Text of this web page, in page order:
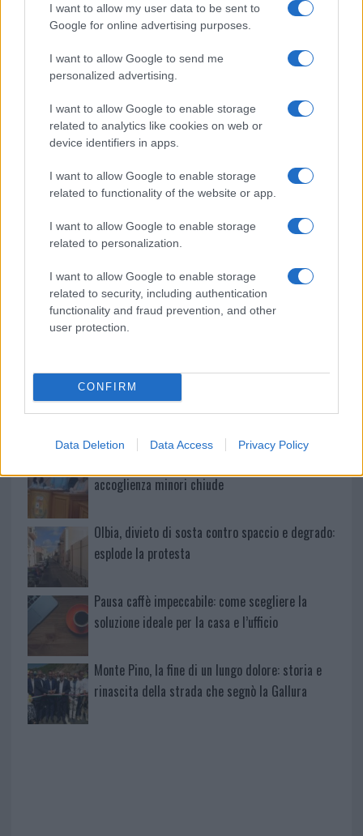
I want to allow my user data to be sent to
Google for online advertising purposes.
I want to allow Google to send me
personalized advertising.
I want to allow Google to enable storage
related to analytics like cookies on web or
device identifiers in apps.
I want to allow Google to enable storage
related to functionality of the website or app.
I want to allow Google to enable storage
related to personalization.
I want to allow Google to enable storage
related to security, including authentication
functionality and fraud prevention, and other
user protection.
CONFIRM
Data Deletion Data Access Privacy Policy
Condividi l'articolo
F
ce
b
o
o
k
T
it
te
r
Pi
te
re
st
W
h
at
s
A
p
p
S
a
Articolo precedente
Prossimo articolo
Maddalena, incendio a Monti d’à rena
Le previsioni meteo per il weekend a Olbia e in
Michelle Hunziker in Gallura, bella anche dal
vivo: un amico vip svela come fa
accoglienza minori chiude
Olbia, divieto di sosta contro spaccio e degrado:
esplode la protesta
Pausa caffè impeccabile: come scegliere la
soluzione ideale per la casa e l’ufficio
Monte Pino, la fine di un lungo dolore: storia e
rinascita della strada che segnò la Gallura